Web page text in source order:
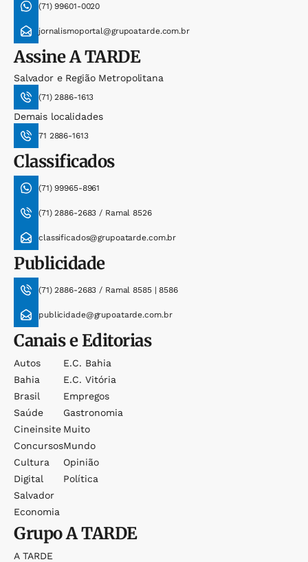
(71) 99601-0020
jornalismoportal@grupoatarde.com.br
AssineA TARDE
Salvador e Região Metropolitana
(71) 2886-1613
Demais localidades
71 2886-1613
Classificados
(71) 99965-8961
(71) 2886-2683 / Ramal 8526
classificados@grupoatarde.com.br
Publicidade
(71) 2886-2683 / Ramal 8585 | 8586
publicidade@grupoatarde.com.br
Canais e Editorias
Autos
Bahia
Brasil
Saúde
Cineinsite
Concursos
Cultura
Digital
Salvador
Economia
E.c. Bahia
E.c. Vitória
Empregos
Gastronomia
Muito
Mundo
Opinião
Política
GrupoA TARDE
A TARDE